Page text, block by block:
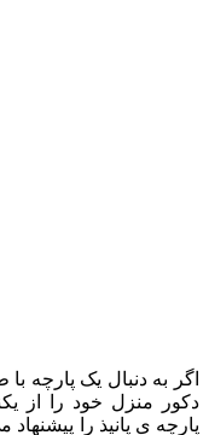
اگر به دنبال یک پارچه
دکور منزل خود را از